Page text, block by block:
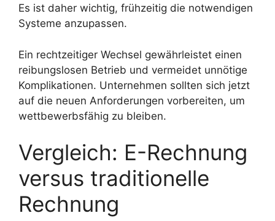
Es ist daher wichtig, frühzeitig die notwendigen
Systeme anzupassen.
Ein rechtzeitiger Wechsel gewährleistet einen
reibungslosen Betrieb und vermeidet unnötige
Komplikationen. Unternehmen sollten sich jetzt
auf die neuen Anforderungen vorbereiten, um
wettbewerbsfähig zu bleiben.
Vergleich: E-Rechnung
versus traditionelle
Rechnung